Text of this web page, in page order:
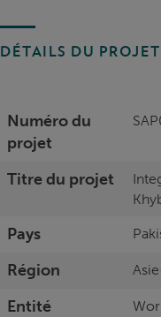
DÉTAILS DU PROJET
Numéro du
projet
Titre du projet
Pays
Région
Entité